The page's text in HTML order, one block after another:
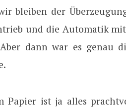
bleiben der
und die Automatik
dann war es genau
Papier ist ja alles